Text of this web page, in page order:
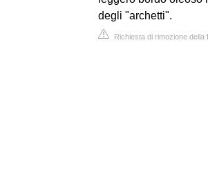
degli "archetti".
Richiesta di rimozione della